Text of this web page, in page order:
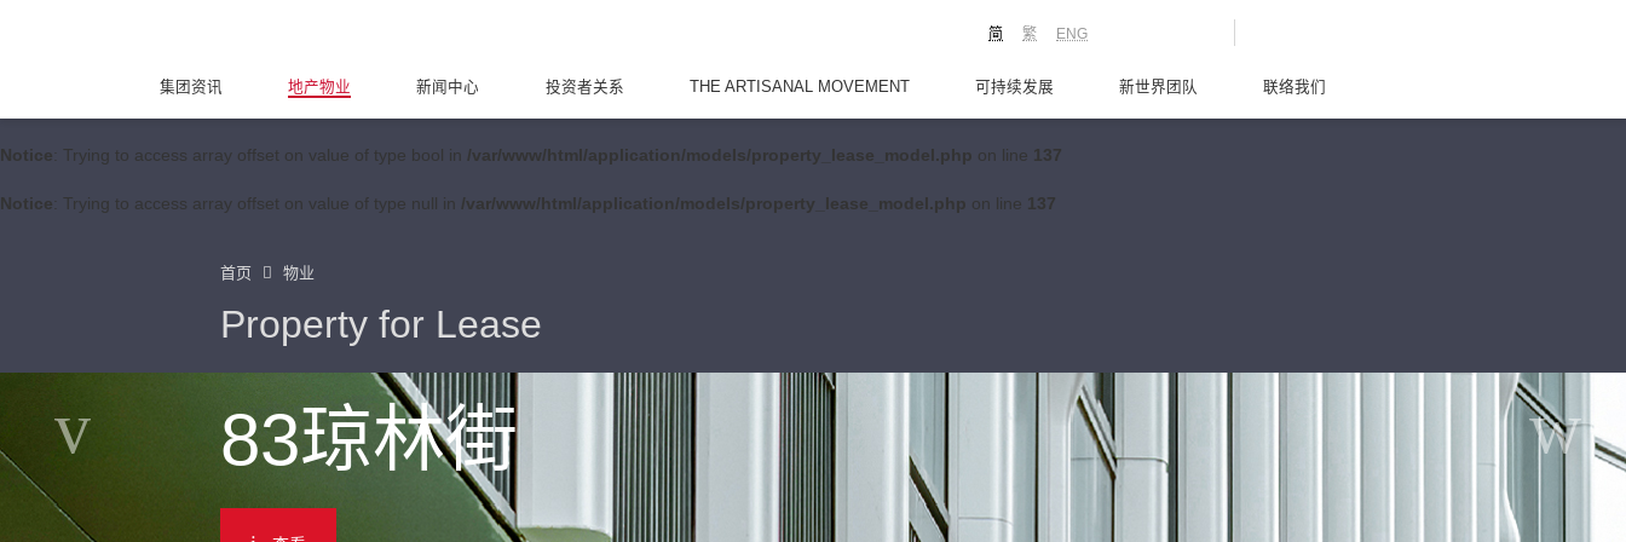
Notice: Trying to access array offset on value of type bool in /var/www/html/application/models/property_lease_model.php on line 137
Notice: Trying to access array offset on value of type null in /var/www/html/application/models/property_lease_model.php on line 137
ENG
繁
简
集团资讯 地产物业 新闻中心 投资者关系 THE ARTISANAL MOVEMENT 可持续发展 新世界团队 联络我们
首页 物业
Property for Lease
83琼林街